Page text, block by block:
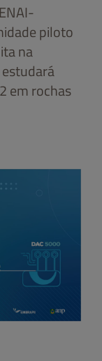
piloto
na
em rochas